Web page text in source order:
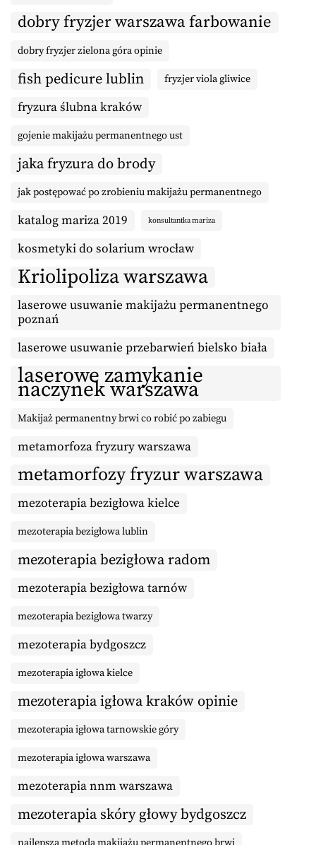
dobry fryzjer warszawa farbowanie
dobry fryzjer zielona góra opinie
fish pedicure lublin fryzjer viola gliwice
fryzura ślubna kraków
gojenie makijażu permanentnego ust
jaka fryzura do brody
jak postępować po zrobieniu makijażu permanentnego
katalog mariza 2019 konsultantka mariza
kosmetyki do solarium wrocław
Kriolipoliza warszawa
laserowe usuwanie makijażu permanentnego
poznań
laserowe usuwanie przebarwień bielsko biała
laserowe zamykanie
naczynek warszawa
Makijaż permanentny brwi co robić po zabiegu
metamorfoza fryzury warszawa
metamorfozy fryzur warszawa
mezoterapia bezigłowa kielce
mezoterapia bezigłowa lublin
mezoterapia bezigłowa radom
mezoterapia bezigłowa tarnów
mezoterapia bezigłowa twarzy
mezoterapia bydgoszcz
mezoterapia igłowa kielce
mezoterapia igłowa kraków opinie
mezoterapia igłowa tarnowskie góry
mezoterapia igłowa warszawa
mezoterapia nnm warszawa
mezoterapia skóry głowy bydgoszcz